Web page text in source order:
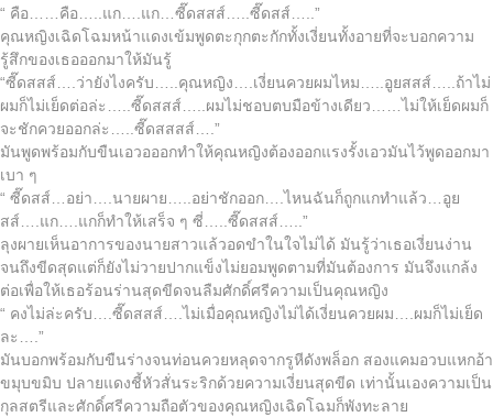
“ คือ……คือ…..แก….แก…ซี๊ดสสส์…..ซี๊ดสส์…..”
คุณหญิงเฉิดโฉมหน้าแดงเข้มพูดตะกุกตะกักทั้งเงี่ยนทั้งอายที่จะบอกความ
รู้สึกของเธอออกมาให้มันรู้
“ซี๊ดสสส์….ว่ายังไงครับ…..คุณหญิง….เงี่ยนควยผมไหม…..อูยสสส์…..ถ้าไม่
ผมก็ไม่เย็ดต่อล่ะ…..ซี๊ดสสส์…..ผมไม่ชอบตบมือข้างเดียว……ไม่ให้เย็ดผมก็
จะชักควยออกล่ะ…..ซี๊ดสสสส์….”
มันพูดพร้อมกับขืนเอวอออกทำให้คุณหญิงต้องออกแรงรั้งเอวมันไว้พูดออกมา
เบา ๆ
“ ซี๊ดสส์…อย่า….นายผาย…..อย่าชักออก….ไหนฉันก็ถูกแกทำแล้ว…อูย
สส์….แก….แกก็ทำให้เสร็จ ๆ ซี่…..ซี๊ดสสส์…..”
ลุงผายเห็นอาการของนายสาวแล้วอดขำในใจไม่ได้ มันรู้ว่าเธอเงี่ยนง่าน
จนถึงขีดสุดแต่ก็ยังไม่วายปากแข็งไม่ยอมพูดตามที่มันต้องการ มันจึงแกล้ง
ต่อเพื่อให้เธอร้อนร่านสุดขีดจนลืมศักดิ์ศรีความเป็นคุณหญิง
“ คงไม่ล่ะครับ….ซี๊ดสสส์….ไม่เมื่อคุณหญิงไม่ได้เงี่ยนควยผม….ผมก็ไม่เย็ด
ละ….”
มันบอกพร้อมกับขืนร่างจนท่อนควยหลุดจากรูหีดังพล็อก สองแคมอวบแหกอ้า
ขมุบขมิบ ปลายแดงชี้หัวสั่นระริกด้วยความเงี่ยนสุดขีด เท่านั้นเองความเป็น
กุลสตรีและศักดิ์ศรีความถือตัวของคุณหญิงเฉิดโฉมก็พังทะลาย